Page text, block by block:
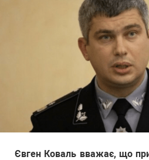
Євген Коваль вважає, що
корупцією